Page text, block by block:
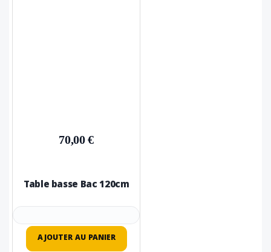
70,00 €
Table basse Bac 120cm
AJOUTER AU PANIER